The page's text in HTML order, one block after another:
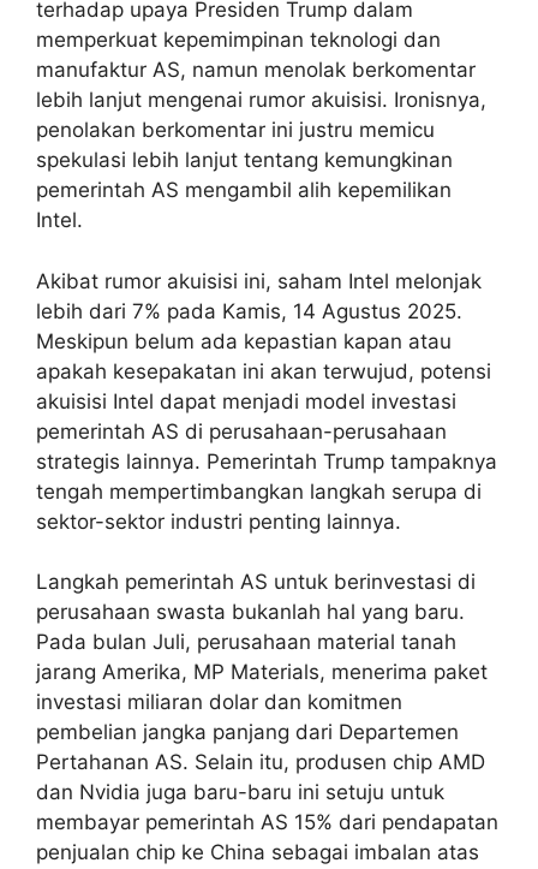
terhadap upaya Presiden Trump dalam
memperkuat kepemimpinan teknologi dan
manufaktur AS, namun menolak berkomentar
lebih lanjut mengenai rumor akuisisi. Ironisnya,
penolakan berkomentar ini justru memicu
spekulasi lebih lanjut tentang kemungkinan
pemerintah AS mengambil alih kepemilikan
Intel.
Akibat rumor akuisisi ini, saham Intel melonjak
lebih dari 7% pada Kamis, 14 Agustus 2025.
Meskipun belum ada kepastian kapan atau
apakah kesepakatan ini akan terwujud, potensi
akuisisi Intel dapat menjadi model investasi
pemerintah AS di perusahaan-perusahaan
strategis lainnya. Pemerintah Trump tampaknya
tengah mempertimbangkan langkah serupa di
sektor-sektor industri penting lainnya.
Langkah pemerintah AS untuk berinvestasi di
perusahaan swasta bukanlah hal yang baru.
Pada bulan Juli, perusahaan material tanah
jarang Amerika, MP Materials, menerima paket
investasi miliaran dolar dan komitmen
pembelian jangka panjang dari Departemen
Pertahanan AS. Selain itu, produsen chip AMD
dan Nvidia juga baru-baru ini setuju untuk
membayar pemerintah AS 15% dari pendapatan
penjualan chip ke China sebagai imbalan atas